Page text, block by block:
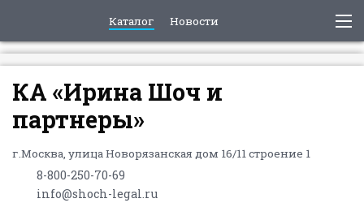
Каталог Новости
КА «Ирина Шоч и
партнеры»
г.Москва, улица Новорязанская дом 16/11 строение 1
8-800-250-70-69
info@shoch-legal.ru